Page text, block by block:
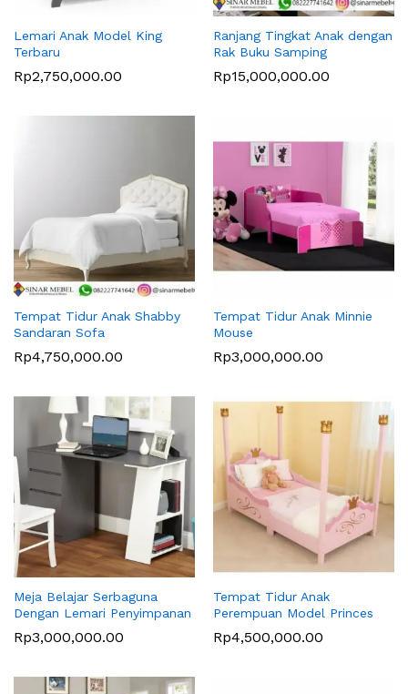
Lemari Anak Model King
Terbaru
Rp2,750,000.00
Ranjang Tingkat Anak dengan
Rak Buku Samping
Rp15,000,000.00
Tempat Tidur Anak Shabby
Sandaran Sofa
Rp4,750,000.00
Tempat Tidur Anak Minnie
Mouse
Rp3,000,000.00
Meja Belajar Serbaguna
Dengan Lemari Penyimpanan
Rp3,000,000.00
Tempat Tidur Anak
Perempuan Model Princes
Rp4,500,000.00